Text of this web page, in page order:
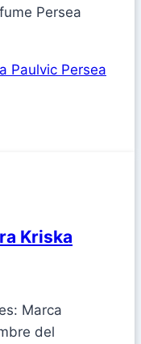
Persea
Paulvic Persea
Kriska
Marca
del